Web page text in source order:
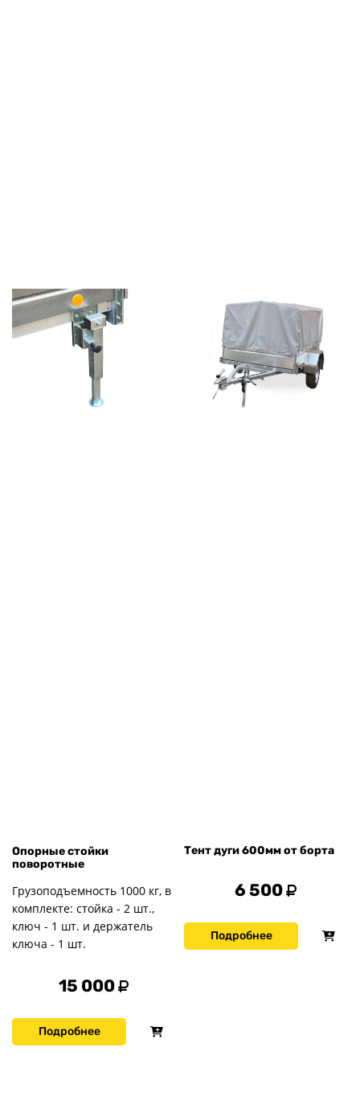
Опорные стойки
поворотные
Грузоподъемность 1000 кг, в
комплекте: стойка - 2 шт.,
ключ - 1 шт. и держатель
ключа - 1 шт.
15 000
Подробнее
Тент дуги 600мм от борта
6 500
Подробнее